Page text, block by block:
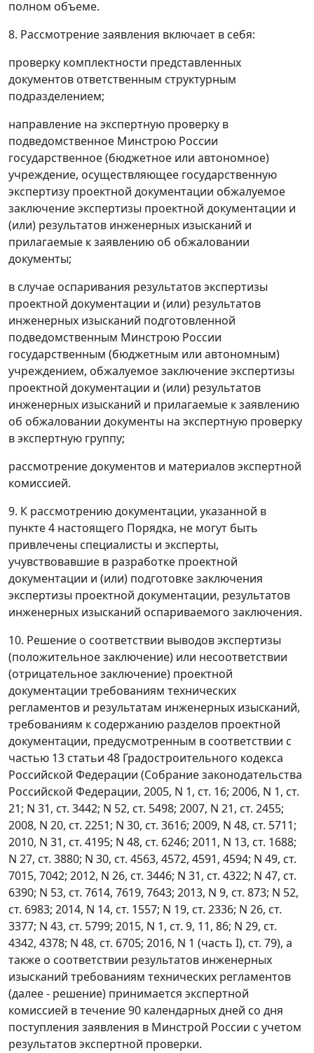
полном объеме.
8. Рассмотрение заявления включает в себя:
проверку комплектности представленных
документов ответственным структурным
подразделением;
направление на экспертную проверку в
подведомственное Минстрою России
государственное (бюджетное или автономное)
учреждение, осуществляющее государственную
экспертизу проектной документации обжалуемое
заключение экспертизы проектной документации и
(или) результатов инженерных изысканий и
прилагаемые к заявлению об обжаловании
документы;
в случае оспаривания результатов экспертизы
проектной документации и (или) результатов
инженерных изысканий подготовленной
подведомственным Минстрою России
государственным (бюджетным или автономным)
учреждением, обжалуемое заключение экспертизы
проектной документации и (или) результатов
инженерных изысканий и прилагаемые к заявлению
об обжаловании документы на экспертную проверку
в экспертную группу;
рассмотрение документов и материалов экспертной
комиссией.
9. К рассмотрению документации, указанной в
пункте 4 настоящего Порядка, не могут быть
привлечены специалисты и эксперты,
учувствовавшие в разработке проектной
документации и (или) подготовке заключения
экспертизы проектной документации, результатов
инженерных изысканий оспариваемого заключения.
10. Решение о соответствии выводов экспертизы
(положительное заключение) или несоответствии
(отрицательное заключение) проектной
документации требованиям технических
регламентов и результатам инженерных изысканий,
требованиям к содержанию разделов проектной
документации, предусмотренным в соответствии с
частью 13 статьи 48 Градостроительного кодекса
Российской Федерации (Собрание законодательства
Российской Федерации, 2005, N 1, ст. 16; 2006, N 1, ст.
21; N 31, ст. 3442; N 52, ст. 5498; 2007, N 21, ст. 2455;
2008, N 20, ст. 2251; N 30, ст. 3616; 2009, N 48, ст. 5711;
2010, N 31, ст. 4195; N 48, ст. 6246; 2011, N 13, ст. 1688;
N 27, ст. 3880; N 30, ст. 4563, 4572, 4591, 4594; N 49, ст.
7015, 7042; 2012, N 26, ст. 3446; N 31, ст. 4322; N 47, ст.
6390; N 53, ст. 7614, 7619, 7643; 2013, N 9, ст. 873; N 52,
ст. 6983; 2014, N 14, ст. 1557; N 19, ст. 2336; N 26, ст.
3377; N 43, ст. 5799; 2015, N 1, ст. 9, 11, 86; N 29, ст.
4342, 4378; N 48, ст. 6705; 2016, N 1 (часть I), ст. 79), а
также о соответствии результатов инженерных
изысканий требованиям технических регламентов
(далее - решение) принимается экспертной
комиссией в течение 90 календарных дней со дня
поступления заявления в Минстрой России с учетом
результатов экспертной проверки.